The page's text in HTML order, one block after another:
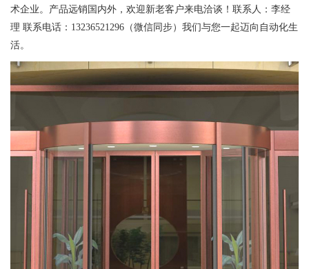
术企业。产品远销国内外，欢迎新老客户来电洽谈！联系人：李经
理 联系电话：13236521296（微信同步）我们与您一起迈向自动化生
活。